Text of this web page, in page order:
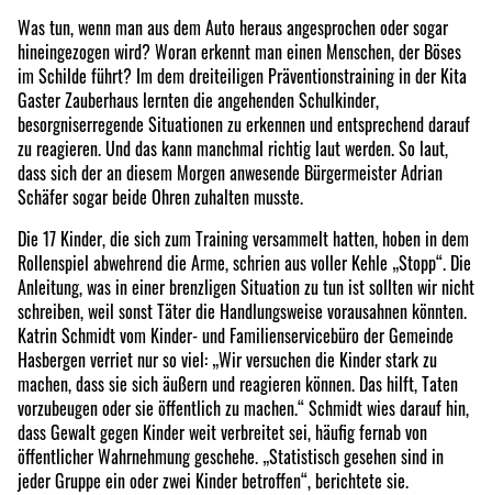
Was tun, wenn man aus dem Auto heraus angesprochen oder sogar
hineingezogen wird? Woran erkennt man einen Menschen, der Böses
im Schilde führt? Im dem dreiteiligen Präventionstraining in der Kita
Gaster Zauberhaus lernten die angehenden Schulkinder,
besorgniserregende Situationen zu erkennen und entsprechend darauf
zu reagieren. Und das kann manchmal richtig laut werden. So laut,
dass sich der an diesem Morgen anwesende Bürgermeister Adrian
Schäfer sogar beide Ohren zuhalten musste.
Die 17 Kinder, die sich zum Training versammelt hatten, hoben in dem
Rollenspiel abwehrend die Arme, schrien aus voller Kehle „Stopp“. Die
Anleitung, was in einer brenzligen Situation zu tun ist sollten wir nicht
schreiben, weil sonst Täter die Handlungsweise vorausahnen könnten.
Katrin Schmidt vom Kinder- und Familienservicebüro der Gemeinde
Hasbergen verriet nur so viel: „Wir versuchen die Kinder stark zu
machen, dass sie sich äußern und reagieren können. Das hilft, Taten
vorzubeugen oder sie öffentlich zu machen.“ Schmidt wies darauf hin,
dass Gewalt gegen Kinder weit verbreitet sei, häufig fernab von
öffentlicher Wahrnehmung geschehe. „Statistisch gesehen sind in
jeder Gruppe ein oder zwei Kinder betroffen“, berichtete sie.